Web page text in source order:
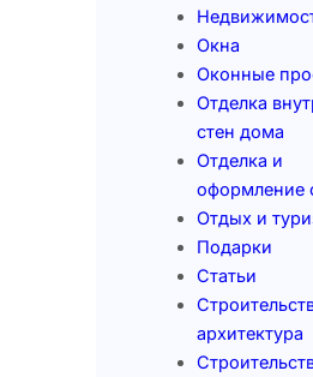
Окна
Оконные
Отделка
стен дома
Отделка и
оформление
Отдых и
Подарки
Статьи
архитектура